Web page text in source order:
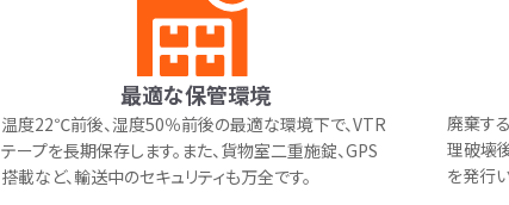
最適な保管環境
温度22℃前後、湿度50％前後の最適な環境下で、VTR
テープを長期保存します。また、貨物室二重施錠、GPS
搭載など、輸送中のセキュリティも万全です。
廃棄す
理破壊
を発行